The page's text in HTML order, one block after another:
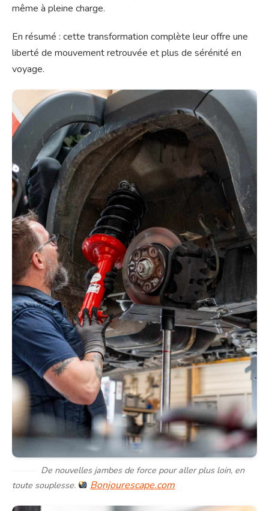
même à pleine charge.
En résumé : cette transformation complète leur offre une
liberté de mouvement retrouvée et plus de sérénité en
voyage.
De nouvelles jambes de force pour aller plus loin, en
toute souplesse.
Bonjourescape.com